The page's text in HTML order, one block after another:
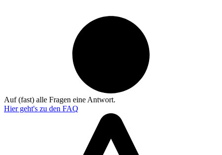
Auf (fast) alle Fragen eine Antwort.
Hier geht's zu den FAQ